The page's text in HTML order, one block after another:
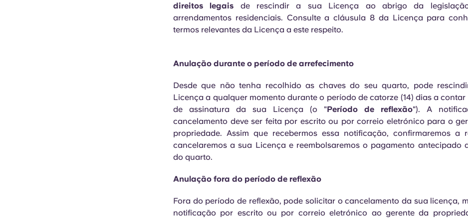
direitos legais de rescindir a sua Licença ao abrigo da
arrendamentos residenciais. Consulte a cláusula 8 da Licença para
termos relevantes da Licença a este respeito.
Anulação durante o período de arrefecimento
Desde que não tenha recolhido as chaves do seu quarto, pode
Licença a qualquer momento durante o período de catorze (14) dias a
de assinatura da sua Licença (o "Período de reflexão"). A
cancelamento deve ser feita por escrito ou por correio eletrónico para o
propriedade. Assim que recebermos essa notificação, confirmaremos a
cancelaremos a sua Licença e reembolsaremos o pagamento antecipado
do quarto.
Anulação fora do período de reflexão
Fora do período de reflexão, pode solicitar o cancelamento da sua licença,
notificação por escrito ou por correio eletrónico ao gerente da